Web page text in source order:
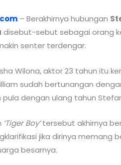
– Berakhirnya hubungan
disebut-sebut sebagai orang
senter terdengar.
Wilona, aktor 23 tahun itu
sudah bertunangan
dengan ulang tahun
‘Tiger Boy’tersebut akhirnya
jika dirinya memang
besarnya.